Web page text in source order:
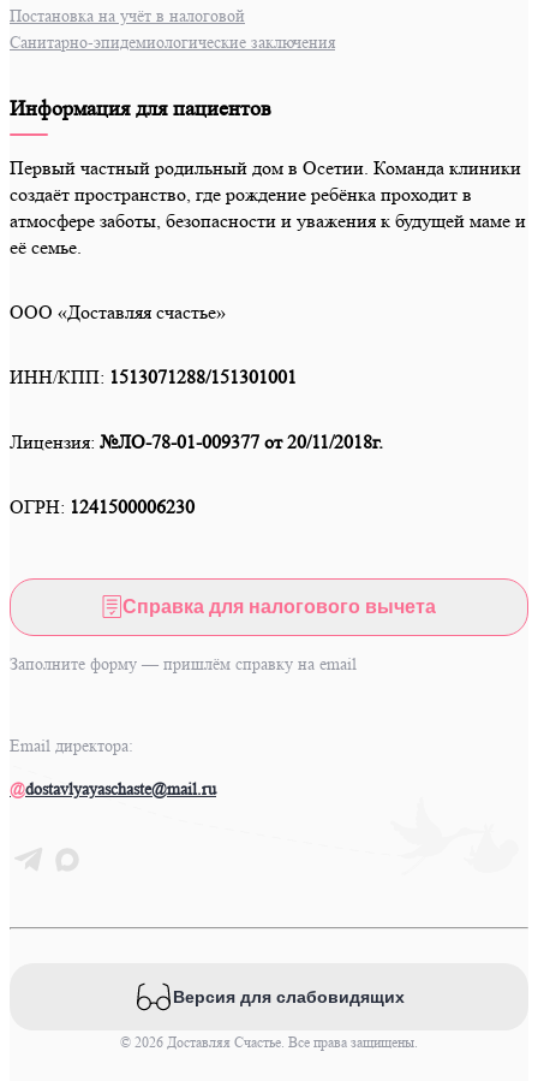
Постановка на учёт в налоговой
Санитарно-эпидемиологические заключения
Информация для пациентов
Первый частный родильный дом в Осетии. Команда клиники
создаёт пространство, где рождение ребёнка проходит в
атмосфере заботы, безопасности и уважения к будущей маме и
её семье.
ООО «Доставляя счастье»
ИНН/КПП: 1513071288/151301001
Лицензия: №ЛО-78-01-009377 от 20/11/2018г.
ОГРН: 1241500006230
Справка для налогового вычета
Заполните форму — пришлём справку на email
Email директора:
@dostavlyayaschaste@mail.ru
© 2026 Доставляя Счастье. Все права защищены.
Версия для слабовидящих